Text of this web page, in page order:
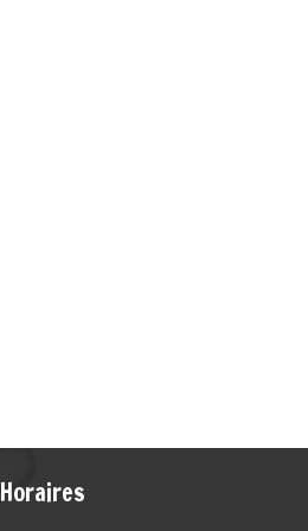
Horaires